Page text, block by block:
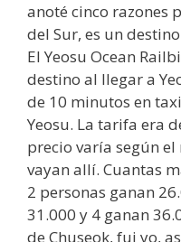
anoté cinco razones
del Sur, es un
El Yeosu Ocean
destino al llegar a
de 10 minutos en
Yeosu. La tarifa era
precio varía según
vayan allí. Cuantas
2 personas ganan
31.000 y 4 ganan
de Chuseok, fui yo,